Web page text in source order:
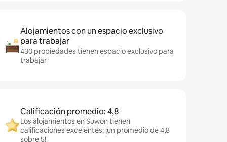
Alojamientos con un espacio exclusivo
para trabajar
430 propiedades tienen espacio exclusivo para
trabajar
Calificación promedio: 4,8
Los alojamientos en Suwon tienen
calificaciones excelentes: ¡un promedio de 4,8
sobre 5!